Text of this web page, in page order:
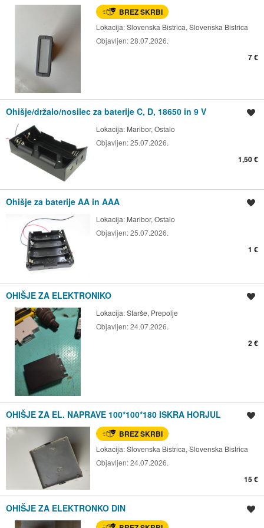
BREZ SKRBI
Lokacija:Slovenska Bistrica, Slovenska Bistrica
Objavljen:28.07.2026.
7 €
Ohišje/držalo/nosilec za baterije C, D, 18650 in 9 V
Lokacija: Maribor, Ostalo
Objavljen:25.07.2026.
1,50 €
Ohišje za baterije AA in AAA
Lokacija: Maribor, Ostalo
Objavljen:25.07.2026.
1 €
OHIŠJE ZA ELEKTRONIKO
Lokacija:Starše, Prepolje
Objavljen:24.07.2026.
2 €
OHIŠJE ZA EL. NAPRAVE 100*100*180 ISKRA HORJUL
BREZ SKRBI
Lokacija:Slovenska Bistrica, Slovenska Bistrica
Objavljen:24.07.2026.
15 €
OHIŠJE ZA ELEKTRONKO DIN